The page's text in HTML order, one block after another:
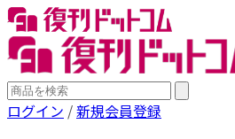
ログイン /新規会員登録